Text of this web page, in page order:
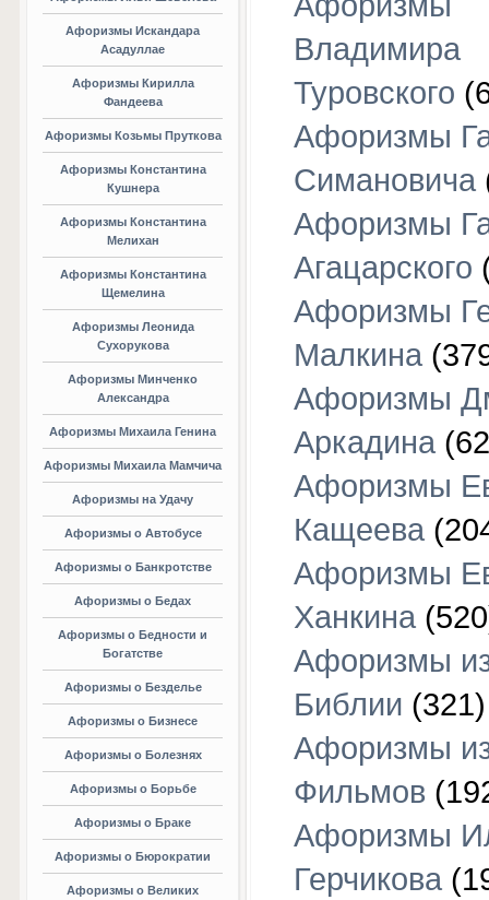
Афоризмы Искандара
Асадуллае
Афоризмы Кирилла
Фандеева
Афоризмы Козьмы Пруткова
Афоризмы Константина
Кушнера
Афоризмы Константина
Мелихан
Афоризмы Константина
Щемелина
Афоризмы Леонида
Сухорукова
Афоризмы Минченко
Александра
Афоризмы Михаила Генина
Афоризмы Михаила Мамчича
Афоризмы на Удачу
Афоризмы о Автобусе
Афоризмы о Банкротстве
Афоризмы о Бедах
Афоризмы о Бедности и
Богатстве
Афоризмы о Безделье
Афоризмы о Бизнесе
Афоризмы о Болезнях
Афоризмы о Борьбе
Афоризмы о Браке
Афоризмы о Бюрократии
Афоризмы о Великих
Владимира
Туровского
Афоризмы
Симановича
Афоризмы
Агацарского
Афоризмы
Малкина
Афоризмы
Аркадина
Афоризмы
Кащеева
Афоризмы
Ханкина
Афоризмы
Библии (321)
Афоризмы
Фильмов
Афоризмы
Герчикова